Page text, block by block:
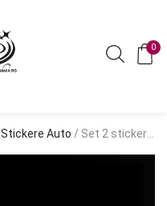
0
Stickere Auto / Set 2 stickere reflectorizante DIAMOND cu insertie Carbon 5D, culoare Galbena